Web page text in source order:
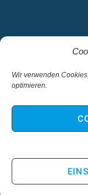
Wir verwenden
optimieren.